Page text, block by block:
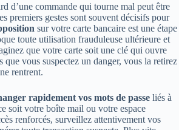
d’une commande qui tourne mal peut être
premiers gestes sont souvent décisifs pour
sur votre carte bancaire est une étape
toute utilisation frauduleuse ultérieure et
que votre carte soit une clé qui ouvre
que vous suspectez un danger, vous la retirez
rentrent.
rapidement vos mots de passe liés à
soit votre boîte mail ou votre espace
renforcés, surveillez attentivement vos